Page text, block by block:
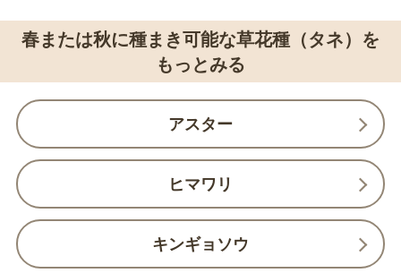
春または秋に種まき可能な草花種（タネ）を
もっとみる
アスター
ヒマワリ
キンギョソウ